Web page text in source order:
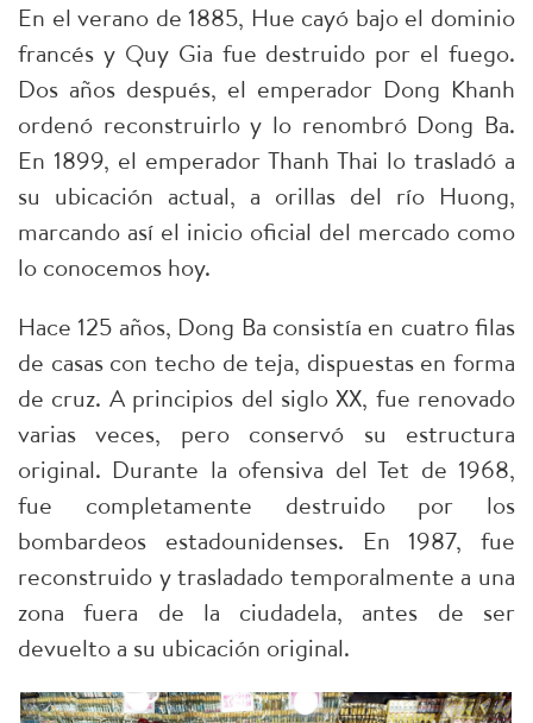
En el verano de 1885, Hue cayó bajo el dominio
francés y Quy Gia fue destruido por el fuego.
Dos años después, el emperador Dong Khanh
ordenó reconstruirlo y lo renombró Dong Ba.
En 1899, el emperador Thanh Thai lo trasladó a
su ubicación actual, a orillas del río Huong,
marcando así el inicio oficial del mercado como
lo conocemos hoy.
Hace 125 años, Dong Ba consistía en cuatro filas
de casas con techo de teja, dispuestas en forma
de cruz. A principios del siglo XX, fue renovado
varias veces, pero conservó su estructura
original. Durante la ofensiva del Tet de 1968,
fue completamente destruido por los
bombardeos estadounidenses. En 1987, fue
reconstruido y trasladado temporalmente a una
zona fuera de la ciudadela, antes de ser
devuelto a su ubicación original.